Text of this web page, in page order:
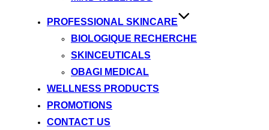
PROFESSIONAL SKINCARE
BIOLOGIQUE RECHERCHE
SKINCEUTICALS
OBAGI MEDICAL
WELLNESS PRODUCTS
PROMOTIONS
CONTACT US